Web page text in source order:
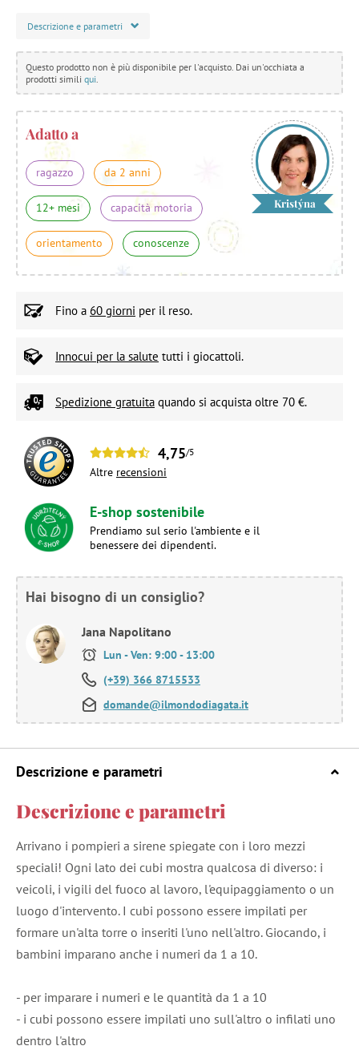
Descrizione e parametri
Questo prodotto non è più disponibile per l'acquisto. Dai un'occhiata a
prodotti simili qui
Adatto a
ragazzo da 2 anni
12+ mesi capacità motoria
orientamento conoscenze
Kristýna
Fino a 60 giorni per il reso.
Innocui per la salute tutti i giocattoli.
Spedizione gratuita quando si acquista oltre 70 €.
4,75/5
Altre recensioni
E-shop sostenibile
Prendiamo sul serio l'ambiente e il
benessere dei dipendenti.
Hai bisogno di un consiglio?
Jana Napolitano
Lun - Ven: 9:00 - 13:00
(+39) 366 8715533
domande@ilmondodiagata.it
Descrizione e parametri
Descrizione e parametri
Arrivano i pompieri a sirene spiegate con i loro mezzi
speciali! Ogni lato dei cubi mostra qualcosa di diverso: i
veicoli, i vigili del fuoco al lavoro, l'equipaggiamento o un
luogo d'intervento. I cubi possono essere impilati per
formare un'alta torre o inseriti l'uno nell'altro. Giocando, i
bambini imparano anche i numeri da 1 a 10.
- per imparare i numeri e le quantità da 1 a 10
- i cubi possono essere impilati uno sull'altro o infilati uno
dentro l'altro